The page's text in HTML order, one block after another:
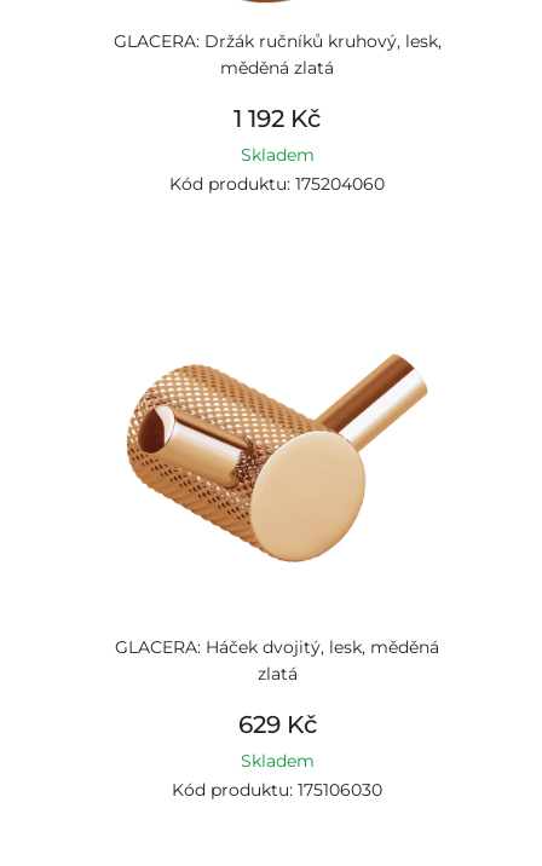
GLACERA: Držák ručníků kruhový, lesk,
měděná zlatá
1 192 Kč
Skladem
Kód produktu: 175204060
GLACERA: Háček dvojitý, lesk, měděná
zlatá
629 Kč
Skladem
Kód produktu: 175106030